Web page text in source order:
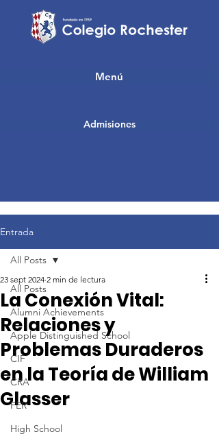
Admisiones
Menú
Entrada
All Posts
Alumni Achievements
Apple Distinguished School
CIF
CRA
FER
High School
All Posts
La Conexión Vital:
Relaciones y
Problemas Duraderos
en la Teoría de William
Glasser
23 sept 2024 2 min de lectura